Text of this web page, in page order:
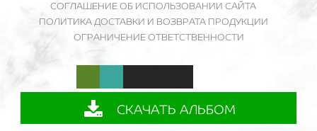
СОГЛАШЕНИЕ ОБ ИСПОЛЬЗОВАНИИ САЙТА
ПОЛИТИКА ДОСТАВКИ И ВОЗВРАТА ПРОДУКЦИИ
ОГРАНИЧЕНИЕ ОТВЕТСТВЕННОСТИ
СКАЧАТЬ АЛЬБОМ